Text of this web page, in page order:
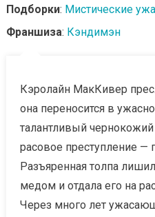
Подборки: Мистические
Франшиза: Кэндимэн
Кэролайн МакКивер
она переносится в
талантливый
расовое преступление
Разъяренная толпа
медом и отдала его на
Через много лет